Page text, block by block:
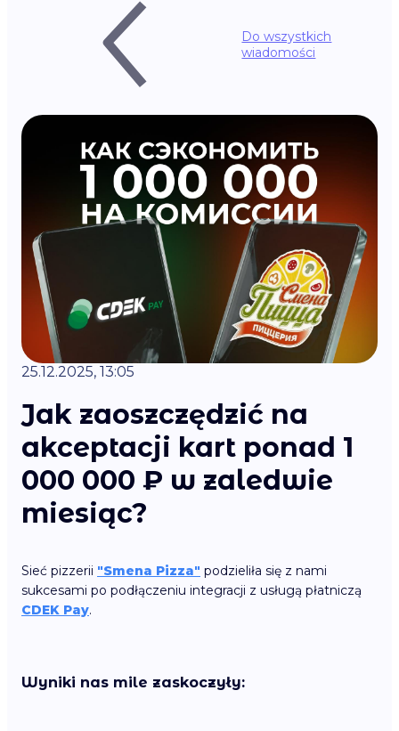
Do wszystkich
wiadomości
25.12.2025, 13:05
Jak zaoszczędzić na
akceptacji kart ponad 1
000 000 ₽ w zaledwie
miesiąc?
Sieć pizzerii "Smena Pizza" podzieliła się z nami
sukcesami po podłączeniu integracji z usługą płatniczą
CDEK Pay.
Wyniki nas mile zaskoczyły: